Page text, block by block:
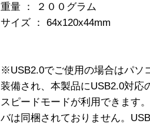
重量 ： ２００グラム
サイズ ： 64x120x44mm
※USB2.0でご使用の場合はパソ
装備され、本製品にUSB2.0対応
スピードモードが利用できます
バは同梱されておりません。